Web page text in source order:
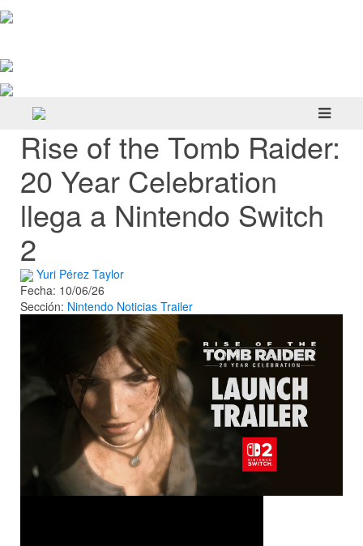
Rise of the Tomb Raider:
20 Year Celebration
llega a Nintendo Switch
2
Yuri Pérez Taylor
Fecha: 10/06/26
Sección: Nintendo Noticias Trailer